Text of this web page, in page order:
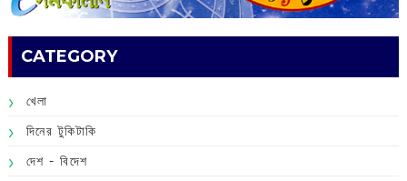
CATEGORY
খেলা
দিনের টুকিটাকি
দেশ - বিদেশ